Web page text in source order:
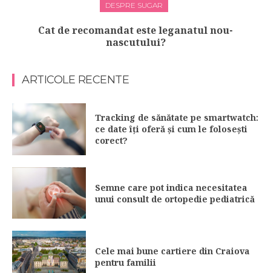
DESPRE SUGAR
Cat de recomandat este leganatul nou-
nascutului?
ARTICOLE RECENTE
Tracking de sănătate pe smartwatch:
ce date îți oferă și cum le folosești
corect?
Semne care pot indica necesitatea
unui consult de ortopedie pediatrică
Cele mai bune cartiere din Craiova
pentru familii